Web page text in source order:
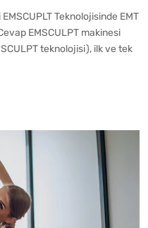
Teknolojisinde EMT
EMSCULPT makinesi
teknolojisi), ilk ve tek